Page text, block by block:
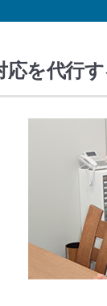
応を代行